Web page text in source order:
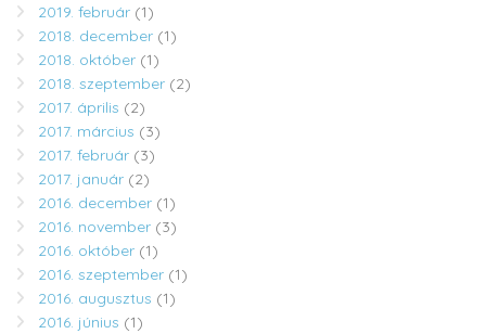
2019. február (1)
2018. december (1)
2018. október (1)
2018. szeptember (2)
2017. április (2)
2017. március (3)
2017. február (3)
2017. január (2)
2016. december (1)
2016. november (3)
2016. október (1)
2016. szeptember (1)
2016. augusztus (1)
2016. június (1)